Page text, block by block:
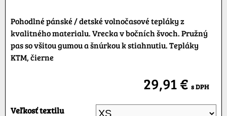
Pohodlné pánské / detské volnočasové tepláky z
kvalitného materialu. Vrecka v bočních švoch. Pružný
pas so všitou gumou a šnúrkou k stiahnutiu. Tepláky
KTM, čierne
29,91 € s DPH
Veľkosť textilu